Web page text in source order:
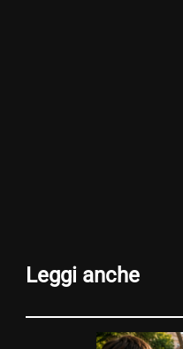
Leggi anche